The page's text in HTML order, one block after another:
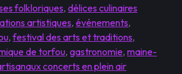
folkloriques, délices culinaires
artistiques, événements,
,festival des arts et traditions,
de torfou, gastronomie, maine-
concerts en plein air